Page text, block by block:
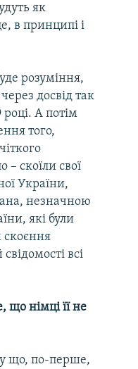
як
в принципі і
розуміння,
досвід так
році. А потім
того,
– скоїли свої
України,
незначною
які були
скоєння
всі
що німці її не
що, по-перше,